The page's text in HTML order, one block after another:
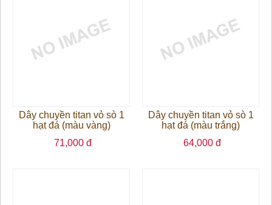
Dây chuyền titan vỏ sò 1
hạt đá (màu vàng)
71,000 đ
Dây chuyền titan vỏ sò 1
hạt đá (màu trắng)
64,000 đ